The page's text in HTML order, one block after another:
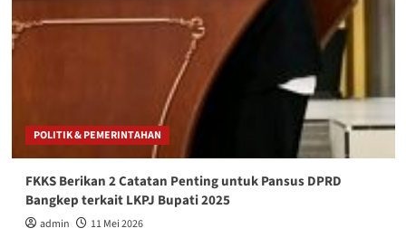
POLITIK & PEMERINTAHAN
FKKS Berikan 2 Catatan Penting untuk Pansus DPRD
Bangkep terkait LKPJ Bupati 2025
admin 11 Mei 2026